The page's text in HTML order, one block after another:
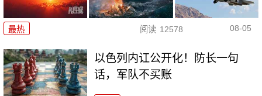
最热 阅读 12578 08-05
以色列内讧公开化！防长一句
话，军队不买账